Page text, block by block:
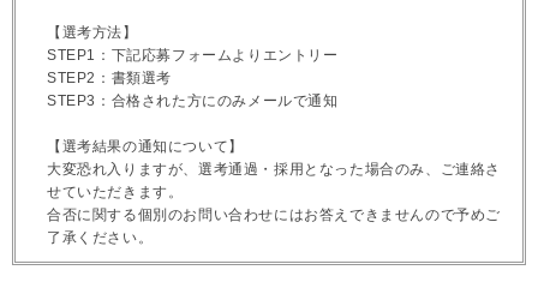
【選考方法】
STEP1：下記応募フォームよりエントリー
STEP2：書類選考
STEP3：合格された方にのみメールで通知
【選考結果の通知について】
大変恐れ入りますが、選考通過・採用となった場合のみ、ご連絡さ
せていただきます。
合否に関する個別のお問い合わせにはお答えできませんので予めご
了承ください。